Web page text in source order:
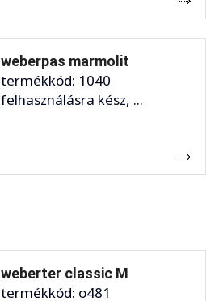
weberpas marmolit
termékkód: 1040
felhasználásra kész, ...
weberter classic M
termékkód: o481